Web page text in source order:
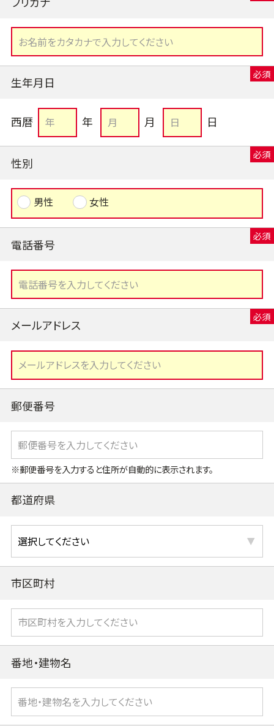
生年月日
西暦 年 月 日
性別
男性 女性
電話番号
メールアドレス
郵便番号
※郵便番号を入力すると住所が自動的に表示されます。
都道府県
市区町村
番地・建物名